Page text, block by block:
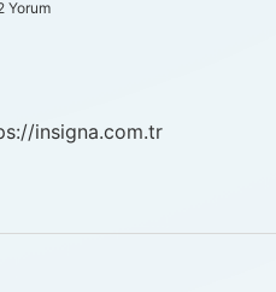
Yorum
insigna.com.tr